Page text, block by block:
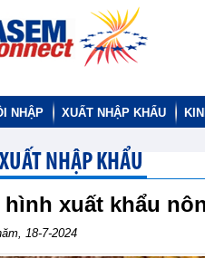
NHẬP XUẤT NHẬP KHẨU
NHẬP KHẨU
xuất khẩu
18-7-2024